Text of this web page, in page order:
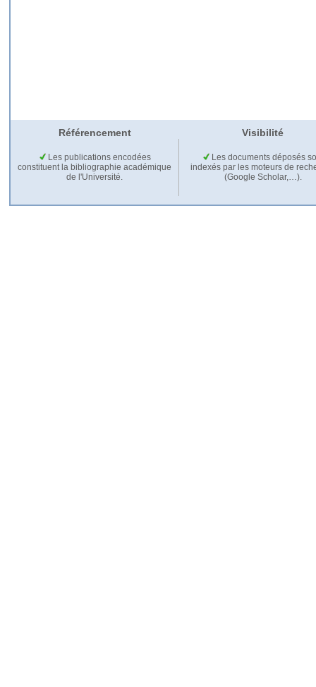
Référencement Visibilité
Les publications encodées
constituent la bibliographie académique
de l'Université.
Les documents déposés
indexés par les moteurs de
(Google Scholar,…).